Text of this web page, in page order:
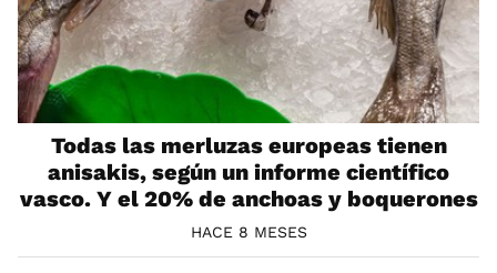
Todas las merluzas europeas tienen
anisakis, según un informe científico
vasco. Y el 20% de anchoas y boquerones
HACE 8 MESES